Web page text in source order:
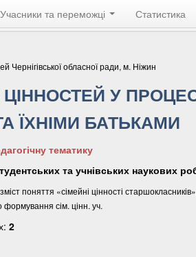
Учасники та переможці Статистика
Чернігівської обласної ради, м. Ніжин
У
ЇХНІМИ БАТЬКАМИ
тематику
та учнівських наукових
поняття «сімейні цінності
сім. цінн. уч.
2